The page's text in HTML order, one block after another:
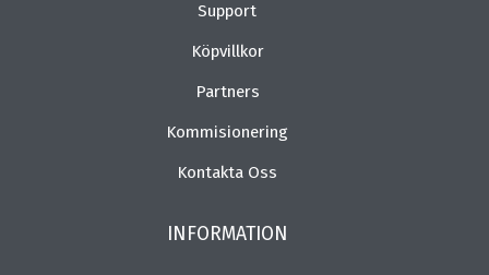
Support
Köpvillkor
Partners
Kommisionering
Kontakta Oss
INFORMATION